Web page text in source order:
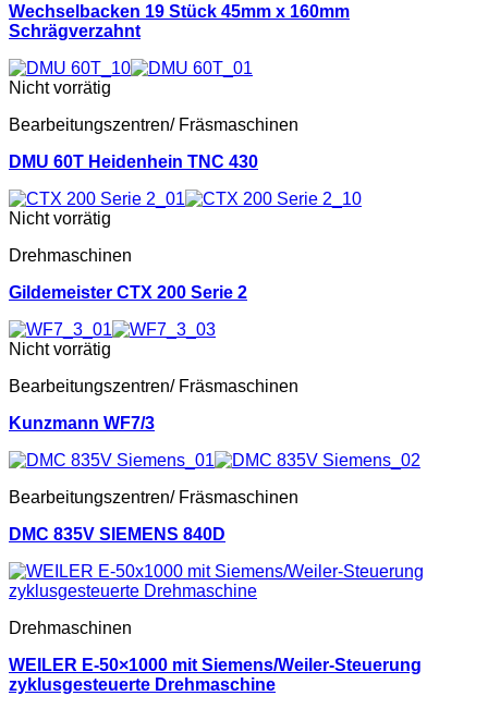
Wechselbacken 19 Stück 45mm x 160mm
Schrägverzahnt
Nicht vorrätig
Bearbeitungszentren/ Fräsmaschinen
DMU 60T Heidenhein TNC 430
Nicht vorrätig
Drehmaschinen
Gildemeister CTX 200 Serie 2
Nicht vorrätig
Bearbeitungszentren/ Fräsmaschinen
Kunzmann WF7/3
Bearbeitungszentren/ Fräsmaschinen
DMC 835V SIEMENS 840D
Drehmaschinen
WEILER E-50×1000 mit Siemens/Weiler-Steuerung
zyklusgesteuerte Drehmaschine